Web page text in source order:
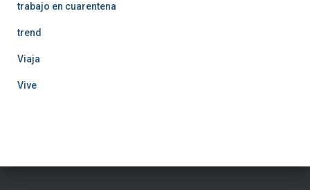
trabajo en cuarentena
trend
Viaja
Vive